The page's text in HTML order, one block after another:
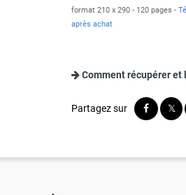
format 210 x 290 120 pages
après achat
Comment récupérer et